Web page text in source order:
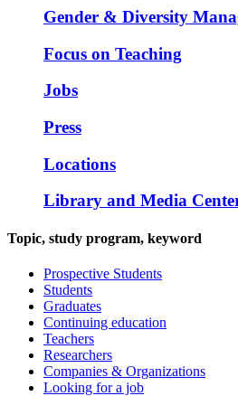
Gender & Diversity
Focus on Teaching
Jobs
Press
Locations
Library and Media
Topic, study program, keyword
Prospective Students
Students
Graduates
Continuing education
Teachers
Researchers
Companies & Organizations
Looking for a job